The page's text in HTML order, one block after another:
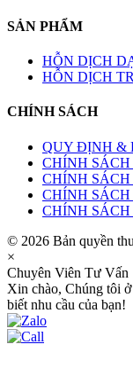
SẢN PHẨM
HỖN DỊCH
HỖN DỊCH
CHÍNH SÁCH
QUY ĐỊNH &
CHÍNH
CHÍNH
CHÍNH
CHÍNH
© 2026 Bản quyền
×
Chuyên Viên Tư Vấn
Xin chào, Chúng tôi
biết nhu cầu của bạn!